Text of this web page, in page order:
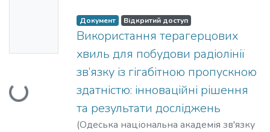
Вантажиться...
Документ Відкритий доступ
Використання терагерцових
хвиль для побудови радіолінії
зв’язку із гігабітною пропускною
здатністю: інноваційні рішення
та результати досліджень
(Одеська національна академія зв'язку